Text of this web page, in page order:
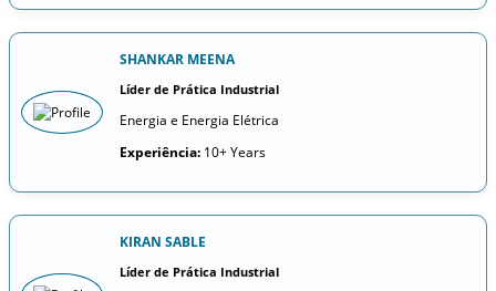
SHANKAR MEENA
Líder de Prática Industrial
Energia e Energia Elétrica
Experiência: 10+ Years
KIRAN SABLE
Líder de Prática Industrial